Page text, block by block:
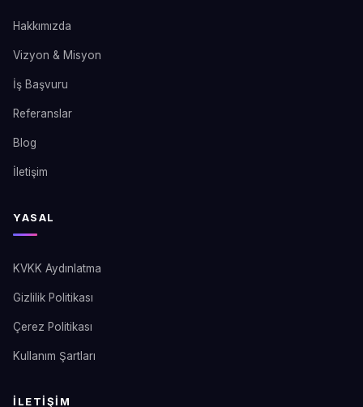
Hakkımızda
Vizyon & Misyon
İş Başvuru
Referanslar
Blog
İletişim
YASAL
KVKK Aydınlatma
Gizlilik Politikası
Çerez Politikası
Kullanım Şartları
İLETIŞIM